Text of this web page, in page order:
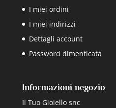
I miei ordini
I miei indirizzi
Dettagli account
Password dimenticata
Informazioni negozio
Il Tuo Gioiello snc